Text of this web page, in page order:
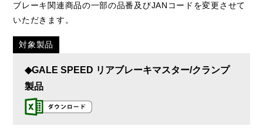
ブレーキ関連商品の一部の品番及びJANコードを変更させて
いただきます。
対象製品
◆GALE SPEED リアブレーキマスター/クランプ
製品